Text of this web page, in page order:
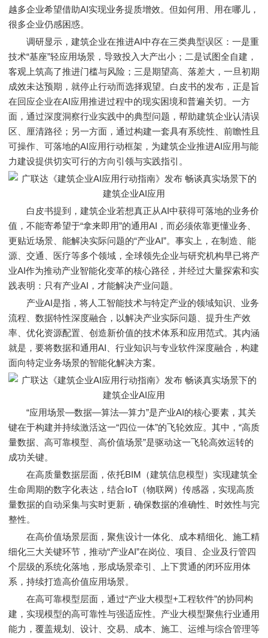
越多企业希望借助AI实现业务提质增效。但如何用、用在哪儿，
很多企业仍感困惑。
调研显示，建筑企业在推进AI中存在三类典型误区：一是重
技术“基座”轻应用场景，导致投入大产出小；二是试图全自建，
客观上筑高了推进门槛与风险；三是期望高、落差大，一旦初期
成效未达预期，就停止行动而选择观望。白皮书的发布，正是旨
在回应企业在AI应用推进过程中的现实困境和普遍关切。一方
面，通过深度洞察行业实践中的典型问题，帮助建筑企业认清误
区、厘清路径；另一方面，通过构建一套具有系统性、前瞻性且
可操作、可落地的AI应用行动框架，为建筑企业推进AI应用与能
力建设提供切实可行的方向引领与实践指引。
白皮书提到，建筑企业若想真正从AI中获得可落地的业务价
值，不能寄希望于“拿来即用”的通用AI，而必须依靠更懂业务、
更贴近场景、能解决实际问题的“产业AI”。事实上，在制造、能
源、交通、医疗等多个领域，全球领先企业与研究机构早已将产
业AI作为推动产业智能化变革的核心路径，并经过大量探索和实
践表明：只有产业AI，才能解决产业问题。
产业AI是指，将人工智能技术与特定产业的领域知识、业务
流程、数据特性深度融合，以解决产业实际问题、提升生产效
率、优化资源配置、创造新价值的技术体系和应用范式。其内涵
就是，要将数据和通用AI、行业知识与专业软件深度融合，构建
面向特定业务场景的智能化解决方案。
“应用场景—数据—算法—算力”是产业AI的核心要素，其关
键在于构建并持续激活这一“四位一体”的飞轮效应。其中，“高质
量数据、高可靠模型、高价值场景”是驱动这一飞轮高效运转的
成功关键。
在高质量数据层面，依托BIM（建筑信息模型）实现建筑全
生命周期的数字化表达，结合IoT（物联网）传感器，实现高质
量数据的自动采集与实时更新，确保数据的准确性、时效性与完
整性。
在高价值场景层面，聚焦设计一体化、成本精细化、施工精
细化三大关键环节，推动“产业AI”在岗位、项目、企业及行管四
个层级的系统化落地，形成场景牵引、上下贯通的闭环应用体
系，持续打造高价值应用场景。
在高可靠模型层面，通过“产业大模型+工程软件”的协同构
建，实现模型的高可靠性与强适应性。产业大模型聚焦行业通用
能力，覆盖规划、设计、交易、成本、施工、运维与综合管理等